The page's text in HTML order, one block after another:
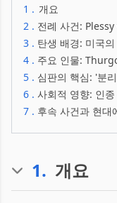
1 . 개요
2 . 전례 사건:
3 . 탄생 배경: 미국
4 . 주요 인물:
5 . 심판의 핵심: '분
6 . 사회적 영향: 인
7 . 후속 사건과 현대
1. 개요